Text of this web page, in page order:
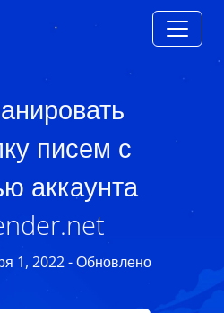
писем с
аккаунта
1, 2022 - Обновлено